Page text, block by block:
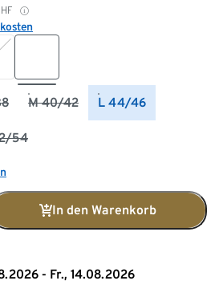
M 40/42 L 44/46
54
In den Warenkorb
- Fr., 14.08.2026